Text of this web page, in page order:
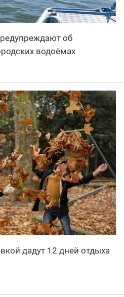
об
водоёмах
дадут 12 дней отдыха